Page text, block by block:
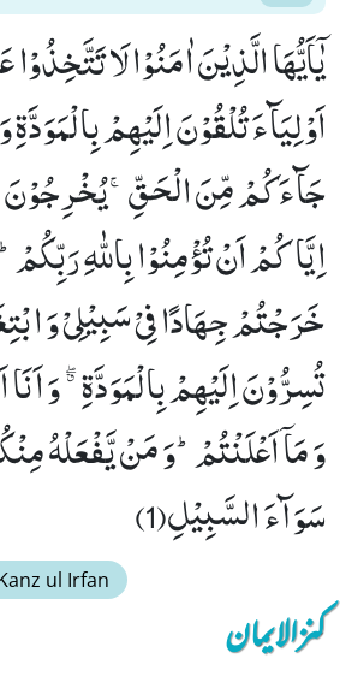
یٰۤاَیُّهَا الَّذِیْنَ اٰمَنُوْا لَا
اَوْلِیَآءَ تُلْقُوْنَ اِلَیْهِمْ بِالْمَوَدَّةِ
جَآءَكُمْ مِّنَ الْحَقِّۚ-یُخْرِجُوْنَ
اِیَّاكُمْ اَنْ تُؤْمِنُوْا بِاللّٰهِ
خَرَجْتُمْ جِهَادًا فِیْ سَبِیْلِیْ وَ
تُسِرُّوْنَ اِلَیْهِمْ بِالْمَوَدَّةِ ﳓ وَ
وَ مَاۤ اَعْلَنْتُمْؕ-وَ مَنْ یَّفْعَلْهُ
سَوَآءَ السَّبِیْلِ(1)
ul Irfan
کنزالایمان